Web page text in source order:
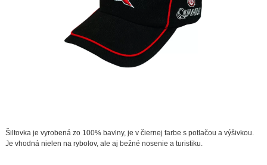
Šiltovka je vyrobená zo 100% bavlny, je v čiernej farbe s potlačou a výšivkou.
Je vhodná nielen na rybolov, ale aj bežné nosenie a turistiku.